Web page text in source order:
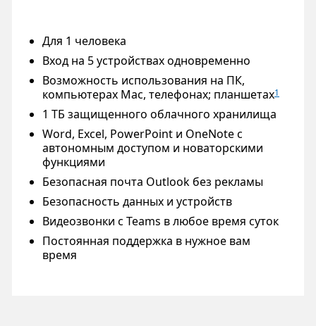
Для 1 человека
Вход на 5 устройствах одновременно
Возможность использования на ПК,
компьютерах Mac, телефонах; планшетах1
1 ТБ защищенного облачного хранилища
Word, Excel, PowerPoint и OneNote с
автономным доступом и новаторскими
функциями
Безопасная почта Outlook без рекламы
Безопасность данных и устройств
Видеозвонки с Teams в любое время суток
Постоянная поддержка в нужное вам
время